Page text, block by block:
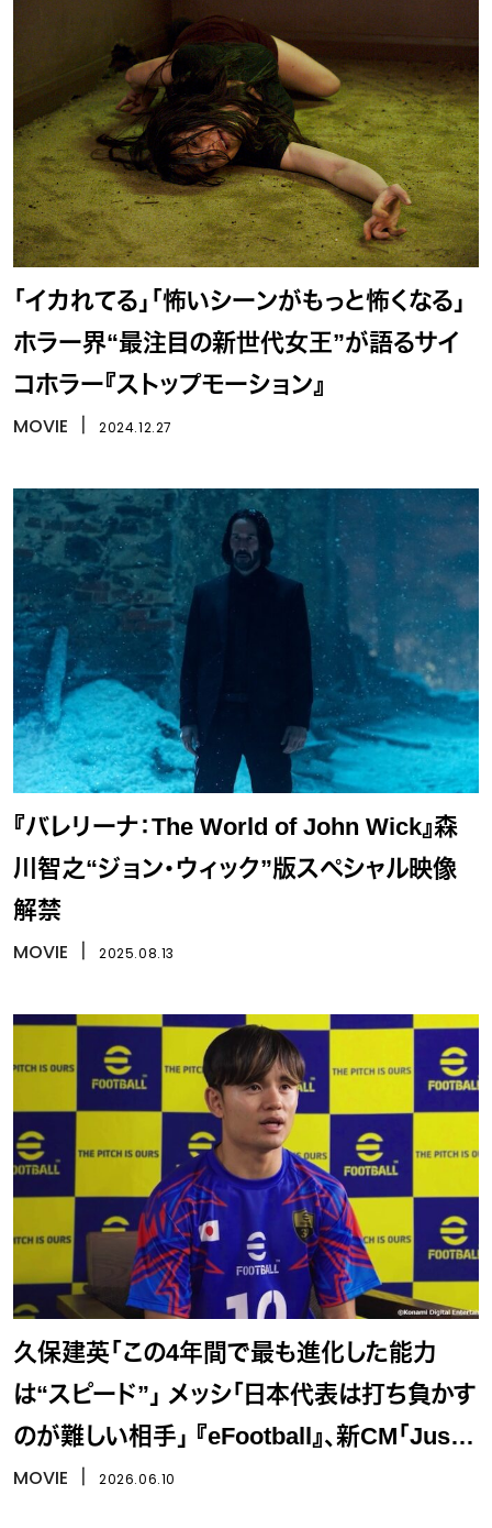
「イカれてる」「怖いシーンがもっと怖くなる」
ホラー界“最注目の新世代女王”が語るサイ
コホラー『ストップモーション』
MOVIE 2024.12.27
『バレリーナ：The World of John Wick』森
川智之“ジョン・ウィック”版スペシャル映像
解禁
MOVIE 2025.08.13
久保建英「この4年間で最も進化した能力
は“スピード”」 メッシ「日本代表は打ち負かす
のが難しい相手」 『eFootball』、新CM「Just
Watching？」公開
MOVIE 2026.06.10